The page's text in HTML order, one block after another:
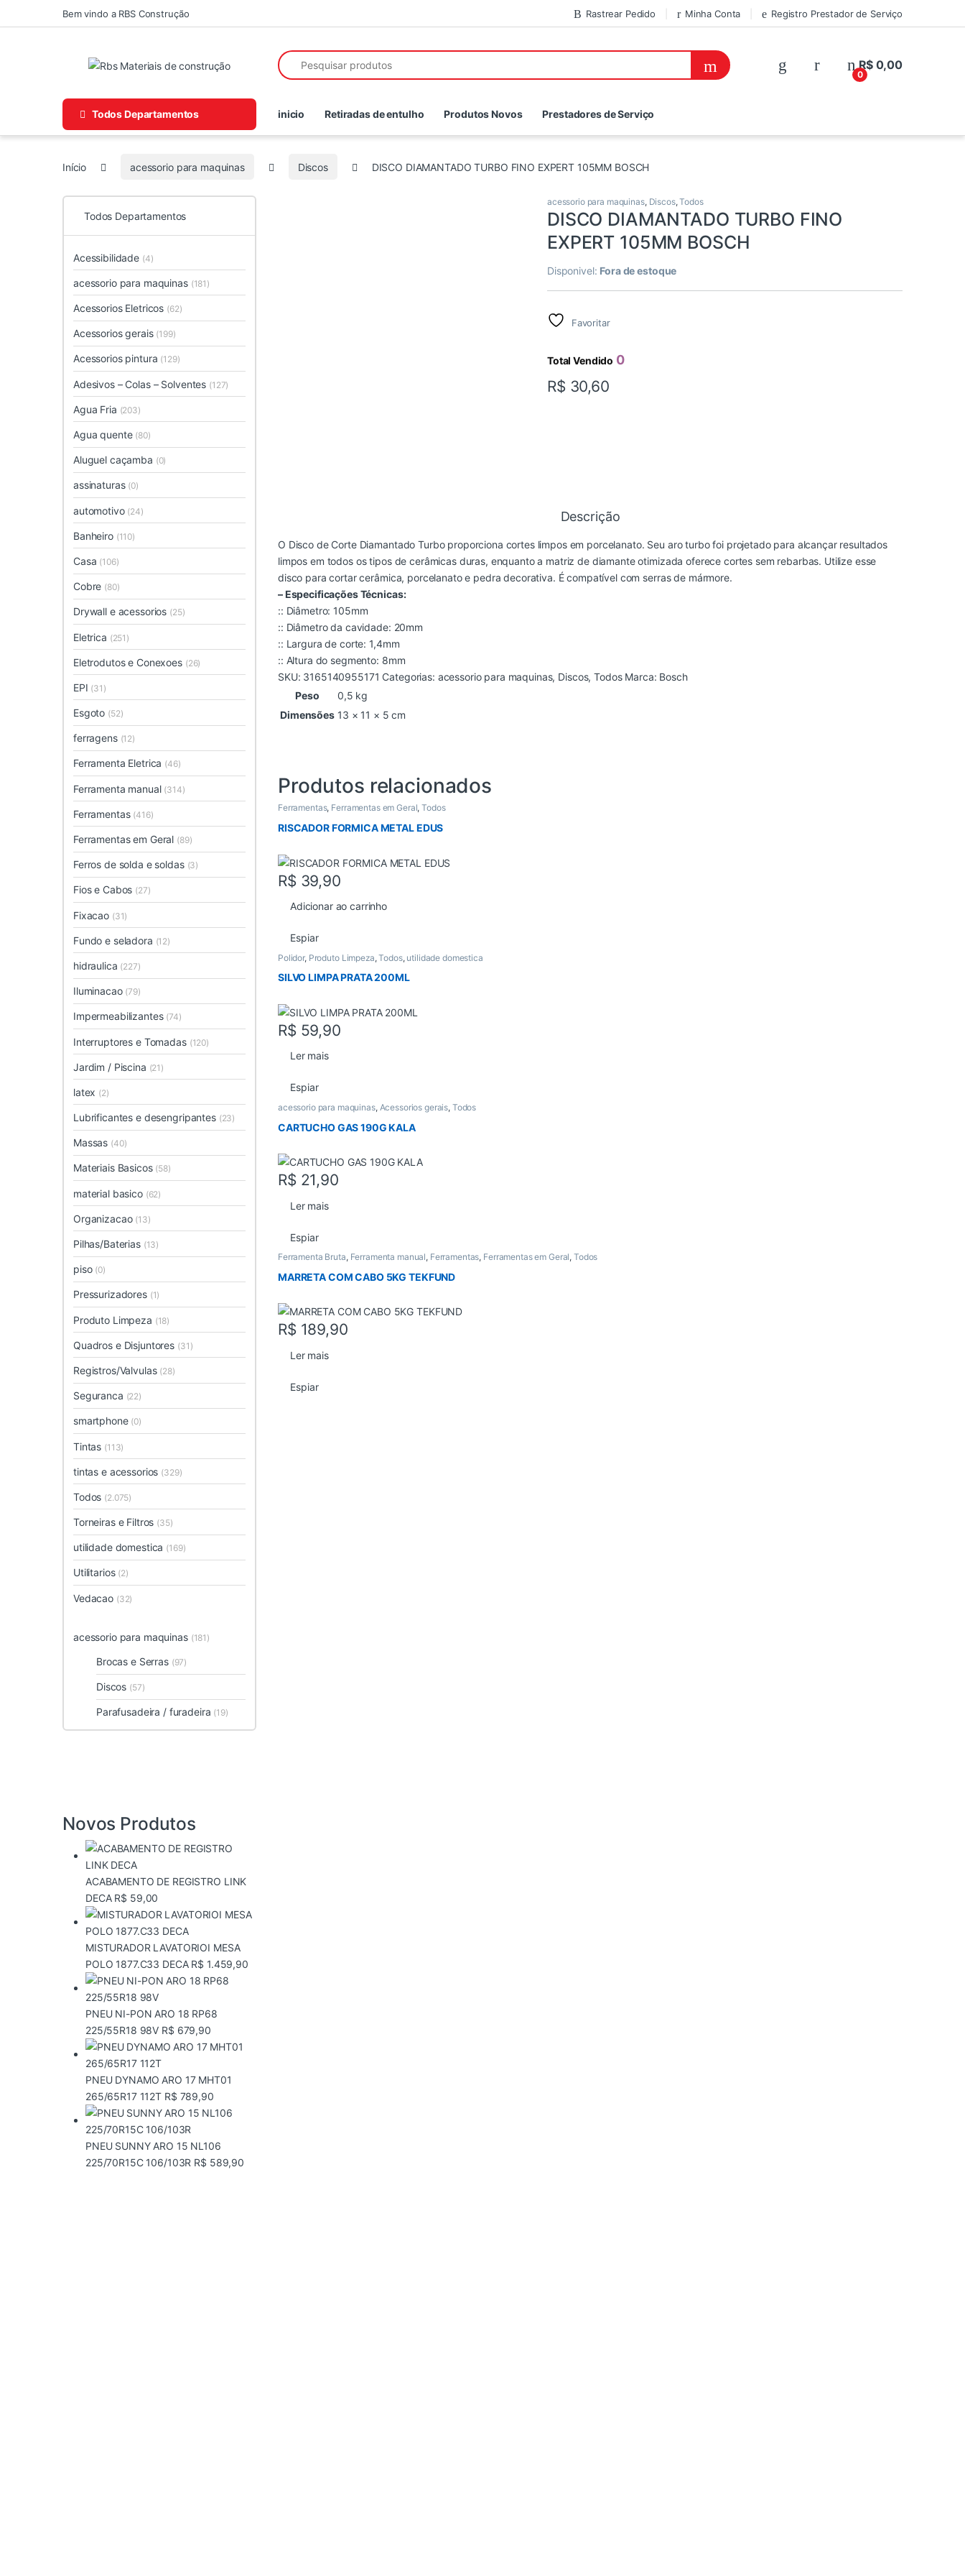
Skip to navigation
Skip to contentBem vindo a RBS Construção Rastrear Pedido Minha Conta Registro Prestador de Serviço
Search for:
0
R$0,00
Todos Departamentos inicio Retiradas de entulho Produtos Novos Prestadores de Serviço
Início acessorio para maquinas Discos DISCO DIAMANTADO TURBO FINO EXPERT 105MM BOSCH
acessorio para maquinas, Discos,Todos
DISCO DIAMANTADO TURBO FINO
EXPERT 105MM BOSCH
Disponivel: Fora de estoque
Favoritar
Total Vendido 0
R$ 30,60
Descrição
O Disco de Corte Diamantado Turbo proporciona cortes limpos em porcelanato. Seu aro turbo foi projetado para alcançar resultados
limpos em todos os tipos de cerâmicas duras, enquanto a matriz de diamante otimizada oferece cortes sem rebarbas. Utilize esse
disco para cortar cerâmica, porcelanato e pedra decorativa. É compatível com serras de mármore.
– Especificações Técnicas:
:: Diâmetro: 105mm
:: Diâmetro da cavidade: 20mm
:: Largura de corte: 1,4mm
:: Altura do segmento: 8mm
SKU: 3165140955171 Categorias: acessorio para maquinas, Discos,Todos Marca: Bosch
Peso
0,5 kg
Dimensões 13 × 11 × 5 cm
Produtos relacionados
Ferramentas, Ferramentas em Geral,Todos
RISCADOR FORMICA METAL EDUS
R$ 39,90
Adicionar ao carrinho
Espiar
Polidor, Produto Limpeza,Todos, utilidade domestica
SILVO LIMPA PRATA 200ML
R$ 59,90
Ler mais
Espiar
acessorio para maquinas, Acessorios gerais, Todos
CARTUCHO GAS 190G KALA
R$ 21,90
Ler mais
Espiar
Ferramenta Bruta, Ferramenta manual, Ferramentas, Ferramentas em Geral, Todos
MARRETA COM CABO 5KG TEKFUND
R$ 189,90
Ler mais
Espiar
Todos Departamentos
Acessibilidade (4)
acessorio para maquinas (181)
Acessorios Eletricos (62)
Acessorios gerais (199)
Acessorios pintura (129)
Adesivos – Colas – Solventes (127)
Agua Fria (203)
Agua quente (80)
Aluguel caçamba (0)
assinaturas (0)
automotivo (24)
Banheiro (110)
Casa (106)
Cobre (80)
Drywall e acessorios (25)
Eletrica (251)
Eletrodutos e Conexoes (26)
EPI (31)
Esgoto (52)
ferragens (12)
Ferramenta Eletrica (46)
Ferramenta manual (314)
Ferramentas (416)
Ferramentas em Geral (89)
Ferros de solda e soldas (3)
Fios e Cabos (27)
Fixacao (31)
Fundo e seladora (12)
hidraulica (227)
Iluminacao (79)
Impermeabilizantes (74)
Interruptores e Tomadas (120)
Jardim / Piscina (21)
latex (2)
Lubrificantes e desengripantes (23)
Massas (40)
Materiais Basicos (58)
material basico (62)
Organizacao (13)
Pilhas/Baterias (13)
piso (0)
Pressurizadores (1)
Produto Limpeza (18)
Quadros e Disjuntores (31)
Registros/Valvulas (28)
Seguranca (22)
smartphone (0)
Tintas (113)
tintas e acessorios (329)
Todos (2.075)
Torneiras e Filtros (35)
utilidade domestica (169)
Utilitarios (2)
Vedacao (32)
acessorio para maquinas (181)
Brocas e Serras (97)
Discos (57)
Parafusadeira / furadeira (19)
Novos Produtos
ACABAMENTO DE REGISTRO LINK
DECA R$ 59,00
MISTURADOR LAVATORIOI MESA
POLO 1877.C33 DECA R$ 1.459,90
PNEU NI-PON ARO 18 RP68
225/55R18 98V R$ 679,90
PNEU DYNAMO ARO 17 MHT01
265/65R17 112T R$ 789,90
PNEU SUNNY ARO 15 NL106
225/70R15C 106/103R R$ 589,90